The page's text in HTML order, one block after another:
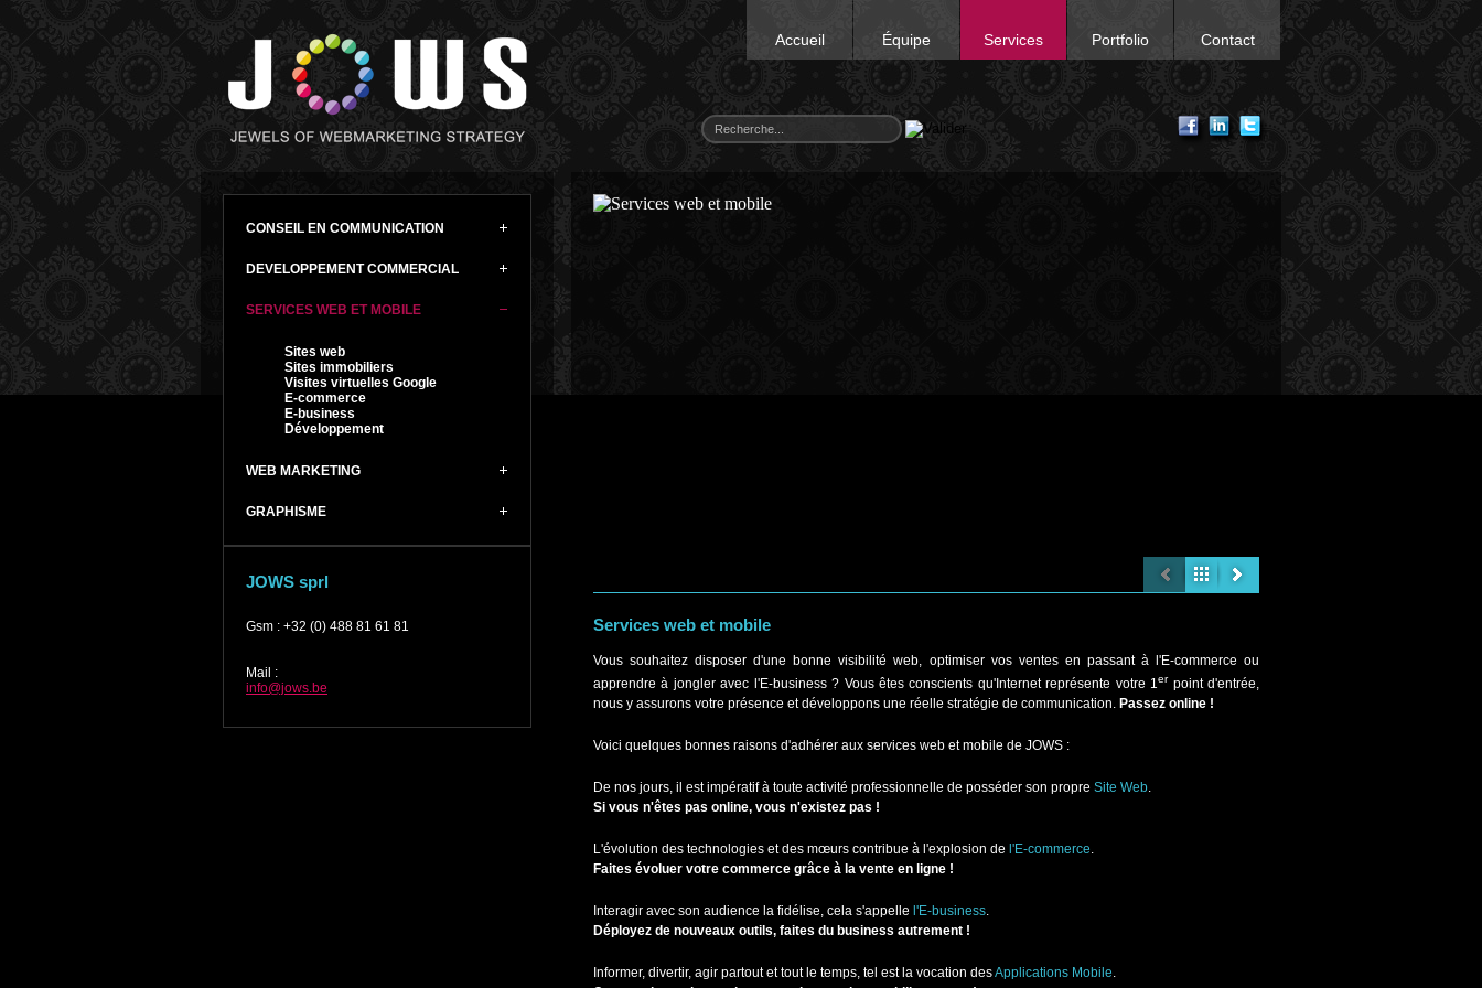
Accueil Équipe Services Portfolio Contact
CONSEIL EN COMMUNICATION
DEVELOPPEMENT COMMERCIAL
SERVICES WEB ET MOBILE
Sites web
Sites immobiliers
Visites virtuelles Google
E-commerce
E-business
Développement
WEB MARKETING
GRAPHISME
JOWS sprl
Gsm : +32 (0) 488 81 61 81
Mail :
info@jows.be
Services web et mobile
Vous souhaitez disposer d'une bonne visibilité web, optimiser vos ventes en passant à l'E-commerce ou
apprendre à jongler avec l'E-business ? Vous êtes conscients qu'Internet représente votre 1er point d'entrée,
nous y assurons votre présence et développons une réelle stratégie de communication. Passez online !
Voici quelques bonnes raisons d'adhérer aux services web et mobile de JOWS :
De nos jours, il est impératif à toute activité professionnelle de posséder son propre Site Web.
Si vous n'êtes pas online, vous n'existez pas !
L'évolution des technologies et des mœurs contribue à l'explosion de l'E-commerce.
Faites évoluer votre commerce grâce à la vente en ligne !
Interagir avec son audience la fidélise, cela s'appelle l'E-business.
Déployez de nouveaux outils, faites du business autrement !
Informer, divertir, agir partout et tout le temps, tel est la vocation desApplications Mobile.